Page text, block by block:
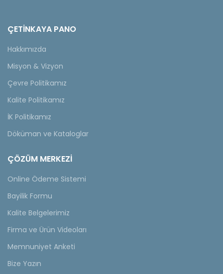
ÇETINKAYA PANO
Hakkımızda
Misyon & Vizyon
Çevre Politikamız
Kalite Politikamız
İK Politikamız
Döküman ve Kataloglar
ÇÖZÜM MERKEZİ
Online Ödeme Sistemi
Bayilik Formu
Kalite Belgelerimiz
Firma ve Ürün Videoları
Memnuniyet Anketi
Bize Yazın